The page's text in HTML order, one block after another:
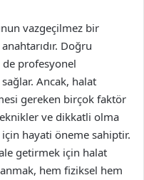
vazgeçilmez bir
Doğru
de profesyonel
Ancak, halat
gereken birçok faktör
ve dikkatli olma
hayati öneme sahiptir.
getirmek için halat
hem fiziksel hem